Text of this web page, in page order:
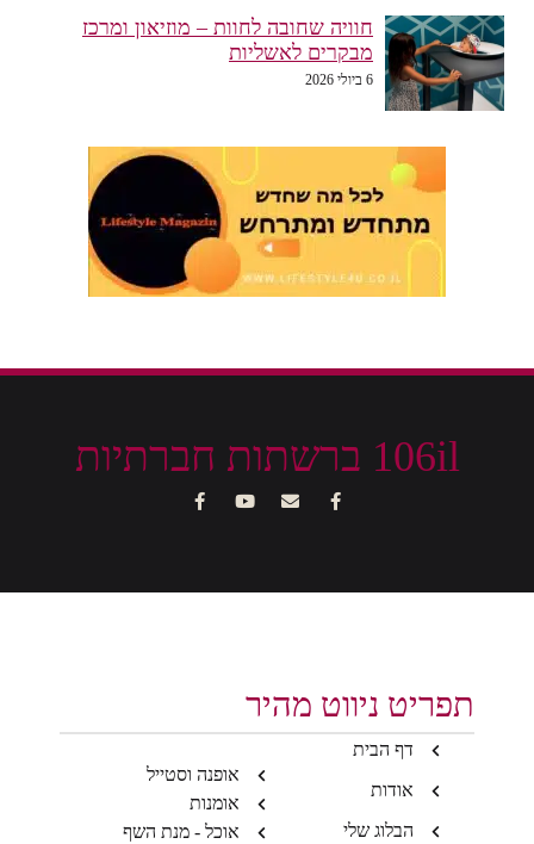
חוויה שחובה לחוות – מוזיאון ומרכז
מבקרים לאשליות
6 ביולי 2026
106il ברשתות חברתיות
תפריט ניווט מהיר
דף הבית
אודות
הבלוג שלי
אופנה וסטייל
אומנות
אוכל - מנת השף